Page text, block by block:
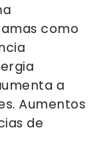
como
a
Aumentos
de